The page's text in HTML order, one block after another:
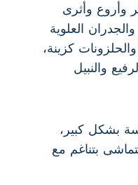
وأروع وأثرى
العلوية
كزينة،
والنبيل
بشكل كبير،
بتناغم مع